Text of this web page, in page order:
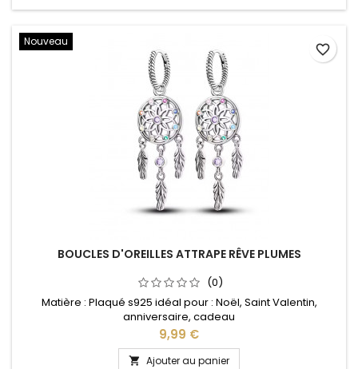
Nouveau
BOUCLES D'OREILLES ATTRAPE RÊVE PLUMES
(0)
Matière : Plaqué s925 idéal pour : Noël, Saint Valentin,
anniversaire, cadeau
Prix
9,99 €
 Ajouter au panier
favorite_border